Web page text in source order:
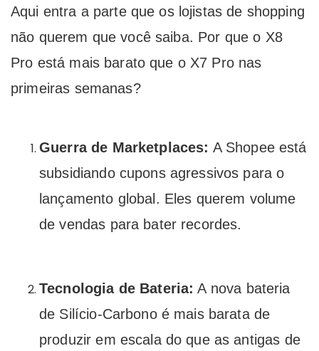
Aqui entra a parte que os lojistas de shopping
não querem que você saiba. Por que o X8
Pro está mais barato que o X7 Pro nas
primeiras semanas?
Guerra de Marketplaces: A Shopee está
subsidiando cupons agressivos para o
lançamento global. Eles querem volume
de vendas para bater recordes.
Tecnologia de Bateria: A nova bateria
de Silício-Carbono é mais barata de
produzir em escala do que as antigas de